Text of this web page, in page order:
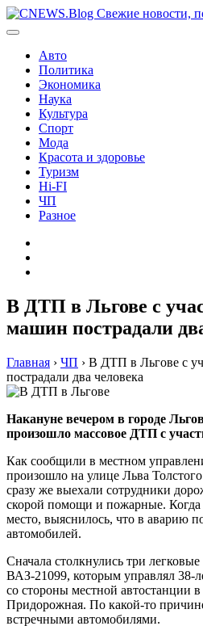
Перейти
к
Авто
Политика
Экономика
Наука
Культура
Спорт
Мода
Красота и здоровье
Туризм
Hi-FI
ЧП
Разное
В ДТП в Льгове с
машин пострадали
Главная › ЧП › В ДТП в Льгове с
пострадали два человека
Накануне вечером в городе
произошло массовое ДТП с
Как сообщили в местном
произошло на улице Льва
сразу же выехали сотрудники
скорой помощи и пожарные.
место, выяснилось, что в аварию
автомобилей.
Сначала столкнулись три
ВАЗ-21099, которым управлял 38-
со стороны местной автостанции
Придорожная. По какой-то
встречными автомобилями.